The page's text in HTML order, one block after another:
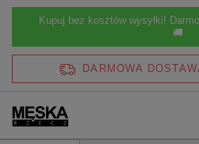
Kupuj bez kosztów wysyłki!
🚚
DARMOWA